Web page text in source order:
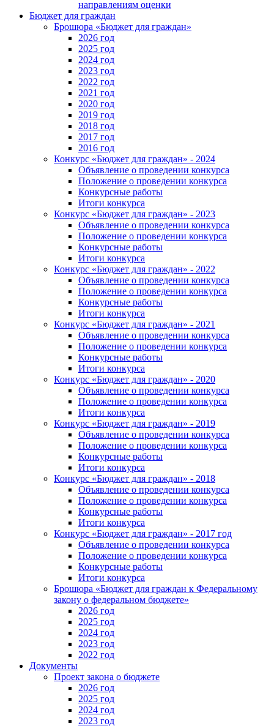
направлениям оценки
Бюджет для граждан
Брошюра «Бюджет для граждан»
2026 год
2025 год
2024 год
2023 год
2022 год
2021 год
2020 год
2019 год
2018 год
2017 год
2016 год
Конкурс «Бюджет для граждан» - 2024
Объявление о проведении конкурса
Положение о проведении конкурса
Конкурсные работы
Итоги конкурса
Конкурс «Бюджет для граждан» - 2023
Объявление о проведении конкурса
Положение о проведении конкурса
Конкурсные работы
Итоги конкурса
Конкурс «Бюджет для граждан» - 2022
Объявление о проведении конкурса
Положение о проведении конкурса
Конкурсные работы
Итоги конкурса
Конкурс «Бюджет для граждан» - 2021
Объявление о проведении конкурса
Положение о проведении конкурса
Конкурсные работы
Итоги конкурса
Конкурс «Бюджет для граждан» - 2020
Объявление о проведении конкурса
Положение о проведении конкурса
Итоги конкурса
Конкурс «Бюджет для граждан» - 2019
Объявление о проведении конкурса
Положение о проведении конкурса
Конкурсные работы
Итоги конкурса
Конкурс «Бюджет для граждан» - 2018
Объявление о проведении конкурса
Положение о проведении конкурса
Конкурсные работы
Итоги конкурса
Конкурс «Бюджет для граждан» - 2017 год
Объявление о проведении конкурса
Положение о проведении конкурса
Конкурсные работы
Итоги конкурса
Брошюра «Бюджет для граждан к Федеральному
закону о федеральном бюджете»
2026 год
2025 год
2024 год
2023 год
2022 год
Документы
Проект закона о бюджете
2026 год
2025 год
2024 год
2023 год